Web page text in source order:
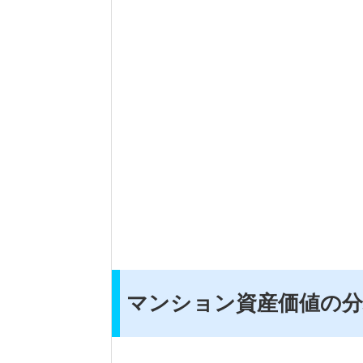
マンション資産価値の